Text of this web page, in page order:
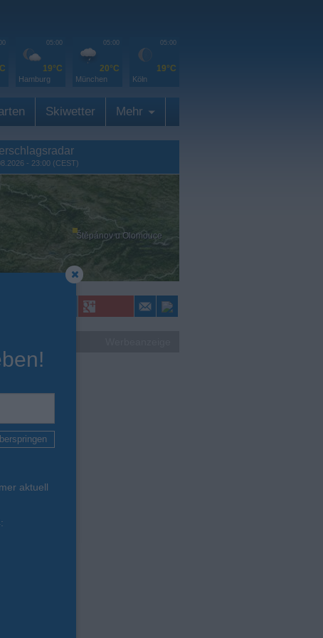
05:00
19°C
Hamburg
05:00
20°C
München
05:00
19°C
Köln
Skiwetter Mehr
- 23:00 (CEST)
Štěpánov u Olomouce
aktuell